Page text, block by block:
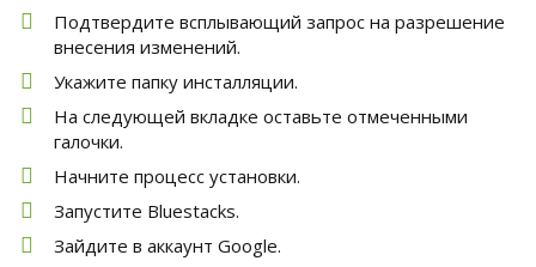
Подтвердите всплывающий запрос на разрешение
внесения изменений.
Укажите папку инсталляции.
На следующей вкладке оставьте отмеченными
галочки.
Начните процесс установки.
Запустите Bluestacks.
Зайдите в аккаунт Google.